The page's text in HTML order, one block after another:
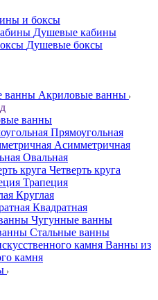
и боксы
Душевые кабины
Душевые боксы
Акриловые ванны
ванны
Прямоугольная
Асимметричная
Овальная
Четверть круга
Трапеция
Круглая
Квадратная
Чугунные ванны
Стальные ванны
Ванны из
камня